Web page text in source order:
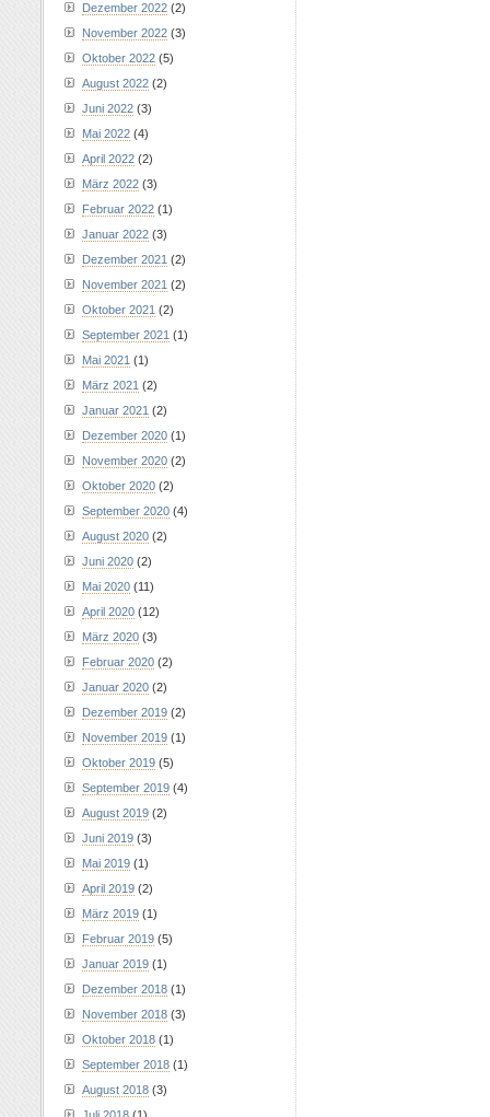
Dezember 2022 (2)
November 2022 (3)
Oktober 2022 (5)
August 2022 (2)
Juni 2022 (3)
Mai 2022 (4)
April 2022 (2)
März 2022 (3)
Februar 2022 (1)
Januar 2022 (3)
Dezember 2021 (2)
November 2021 (2)
Oktober 2021 (2)
September 2021 (1)
Mai 2021 (1)
März 2021 (2)
Januar 2021 (2)
Dezember 2020 (1)
November 2020 (2)
Oktober 2020 (2)
September 2020 (4)
August 2020 (2)
Juni 2020 (2)
Mai 2020 (11)
April 2020 (12)
März 2020 (3)
Februar 2020 (2)
Januar 2020 (2)
Dezember 2019 (2)
November 2019 (1)
Oktober 2019 (5)
September 2019 (4)
August 2019 (2)
Juni 2019 (3)
Mai 2019 (1)
April 2019 (2)
März 2019 (1)
Februar 2019 (5)
Januar 2019 (1)
Dezember 2018 (1)
November 2018 (3)
Oktober 2018 (1)
September 2018 (1)
August 2018 (3)